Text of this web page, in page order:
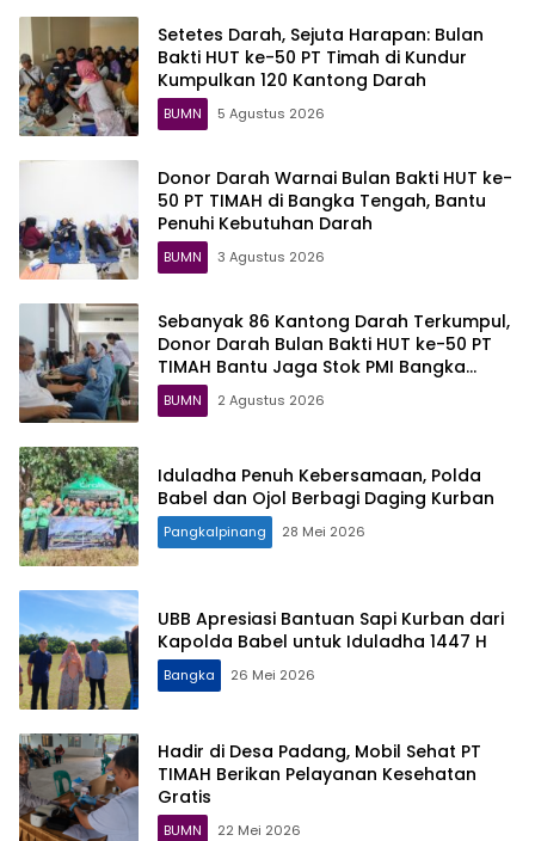
Setetes Darah, Sejuta Harapan: Bulan
Bakti HUT ke-50 PT Timah di Kundur
Kumpulkan 120 Kantong Darah
BUMN 5 Agustus 2026
Donor Darah Warnai Bulan Bakti HUT ke-
50 PT TIMAH di Bangka Tengah, Bantu
Penuhi Kebutuhan Darah
BUMN 3 Agustus 2026
Sebanyak 86 Kantong Darah Terkumpul,
Donor Darah Bulan Bakti HUT ke-50 PT
TIMAH Bantu Jaga Stok PMI Bangka
Barat
BUMN 2 Agustus 2026
Iduladha Penuh Kebersamaan, Polda
Babel dan Ojol Berbagi Daging Kurban
Pangkalpinang 28 Mei 2026
UBB Apresiasi Bantuan Sapi Kurban dari
Kapolda Babel untuk Iduladha 1447 H
Bangka 26 Mei 2026
Hadir di Desa Padang, Mobil Sehat PT
TIMAH Berikan Pelayanan Kesehatan
Gratis
BUMN 22 Mei 2026